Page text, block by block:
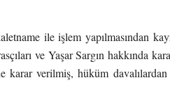
ile işlem yapılmasından
ve Yaşar Sargın hakkında
karar verilmiş, hüküm